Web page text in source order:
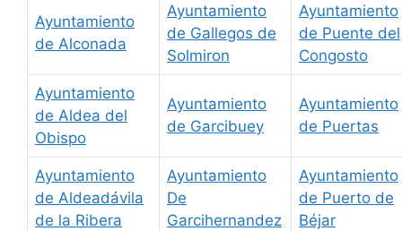
Ayuntamiento
de Alconada
Ayuntamiento
de Gallegos de
Solmiron
Ayuntamiento
de Puente del
Congosto
Ayuntamiento
de Aldea del
Obispo
Ayuntamiento
de Garcibuey
Ayuntamiento
de Puertas
Ayuntamiento
de Aldeadávila
de la Ribera
Ayuntamiento
De
Garcihernandez
Ayuntamiento
de Puerto de
Béjar